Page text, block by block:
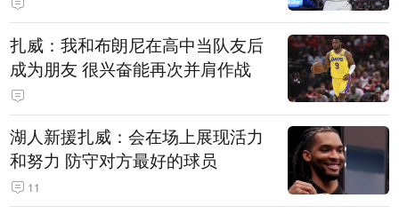
扎威：我和布朗尼在高中当队友后
成为朋友 很兴奋能再次并肩作战
湖人新援扎威：会在场上展现活力
和努力 防守对方最好的球员
11